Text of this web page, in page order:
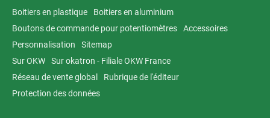
Boitiers en plastique
Boitiers en aluminium
Boutons de commande pour potentiomètres
Accessoires
Personnalisation
Sitemap
Sur OKW
Sur okatron - Filiale OKW France
Réseau de vente global
Rubrique de l'éditeur
Protection des données